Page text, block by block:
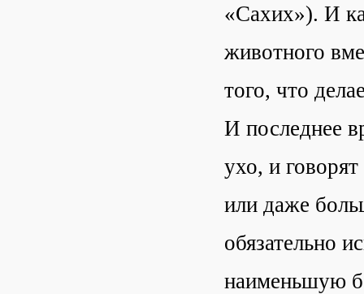
«Сахих»). И
животного
того, что
И последнее
ухо, и говорят
или даже
обязательно
наименьшую